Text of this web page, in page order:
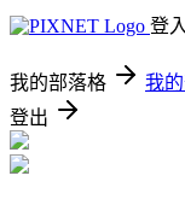
登入
我的部落格 我
登出